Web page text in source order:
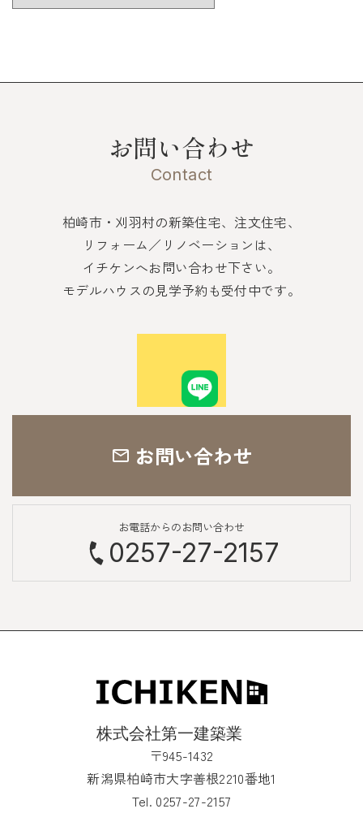
お問い合わせ
Contact
柏崎市・刈羽村の新築住宅、注文住宅、
リフォーム／リノベーションは、
イチケンへお問い合わせ下さい。
モデルハウスの見学予約も受付中です。
お問い合わせ
お電話からのお問い合わせ
0257-27-2157
〒945-1432
新潟県柏崎市大字善根2210番地1
Tel. 0257-27-2157